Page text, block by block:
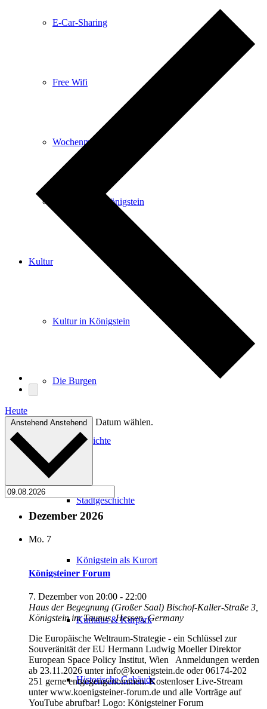
E-Car-Sharing
Free Wifi
Wochenmarkt
Einkaufen in Königstein
Kultur
Kultur in Königstein
Die Burgen
Stadtgeschichte
Stadtgeschichte
Königstein als Kurort
Kurhaus & Kurpark
Historische Gebäude
Heute
Anstehend Anstehend Datum wählen.
Dezember 2026
Mo. 7
Königsteiner Forum
7. Dezember von 20:00 - 22:00
Haus der Begegnung (Großer Saal) Bischof-Kaller-Straße 3,
Königstein im Taunus, Hessen, Germany
Die Europäische Weltraum-Strategie - ein Schlüssel zur
Souveränität der EU Hermann Ludwig Moeller Direktor
European Space Policy Institut, Wien Anmeldungen werden
ab 23.11.2026 unter info@koenigstein.de oder 06174-202
251 gerne entgegengenommen. Kostenloser Live-Stream
unter www.koenigsteiner-forum.de und alle Vorträge auf
YouTube abrufbar! Logo: Königsteiner Forum